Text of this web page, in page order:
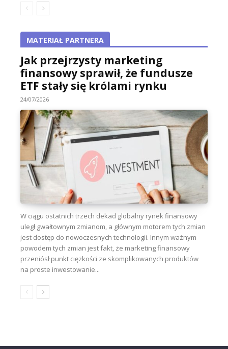
MATERIAŁ PARTNERA
Jak przejrzysty marketing
finansowy sprawił, że fundusze
ETF stały się królami rynku
24/07/2026
W ciągu ostatnich trzech dekad globalny rynek finansowy
uległ gwałtownym zmianom, a głównym motorem tych zmian
jest dostęp do nowoczesnych technologii. Innym ważnym
powodem tych zmian jest fakt, że marketing finansowy
przeniósł punkt ciężkości ze skomplikowanych produktów
na proste inwestowanie...